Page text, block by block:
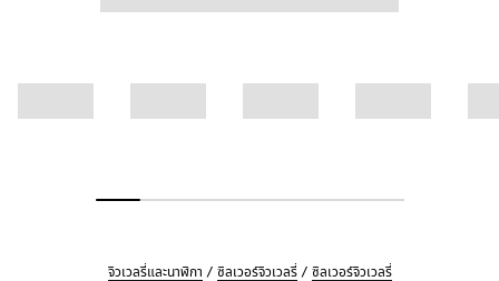
จิวเวลรี่และนาฬิกา ซิลเวอร์จิวเวลรี่ ซิลเวอร์จิวเวลรี่